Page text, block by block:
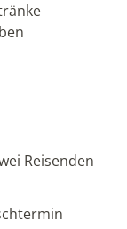
Reisenden